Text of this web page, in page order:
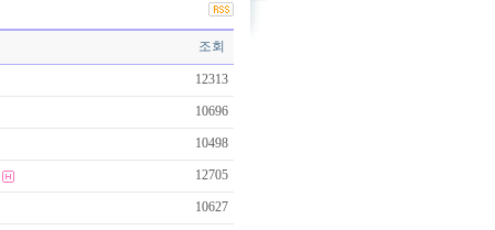
조회
12313
10696
10498
12705
10627